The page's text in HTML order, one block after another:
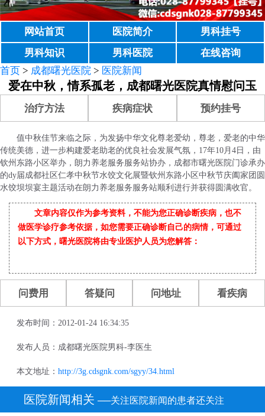
网站首页 医院简介
男科挂号
男科知识
男科医院
在线咨询
首页 > 成都曙光医院 > 医院新闻
爱在中秋，情系孤老，成都曙光医院真情慰问玉
治疗方法 疾病症状 预约挂号
值中秋佳节来临之际，为发扬中华文化尊老爱幼，尊老，爱老的中华
传统美德，进一步构建爱老助老的优良社会发展气氛，17年10月4日，由
钦州东路小区举办，朗力养老服务服务站协办，成都市曙光医院门诊承办
的dy届成都社区仁孝中秋节水饺文化展暨钦州东路小区中秋节庆阖家团圆
水饺坝坝宴主题活动在朗力养老服务服务站顺利进行并获得圆满收官。
文章内容仅作为参考资料，不能为您正确诊断疾病，也不
做医学诊疗参考依据，如您需要正确诊断自己的病情，可通过
以下方式，曙光医院将由专业医护人员为您解答：
问费用 答疑问 问地址 看疾病
发布时间：2012-01-24 16:34:35
发布人员：成都曙光医院男科-李医生
本文地址： http://3g.cdsgnk.com/sgyy/34.html
医院新闻相关 ──关注医院新闻的患者还关注